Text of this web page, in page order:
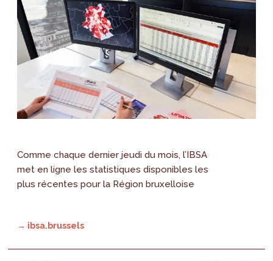
Comme chaque dernier jeudi du mois, l’IBSA
met en ligne les statistiques disponibles les
plus récentes pour la Région bruxelloise
→ ibsa.brussels